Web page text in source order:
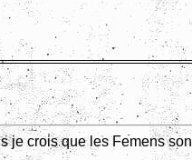
je crois que les Femens